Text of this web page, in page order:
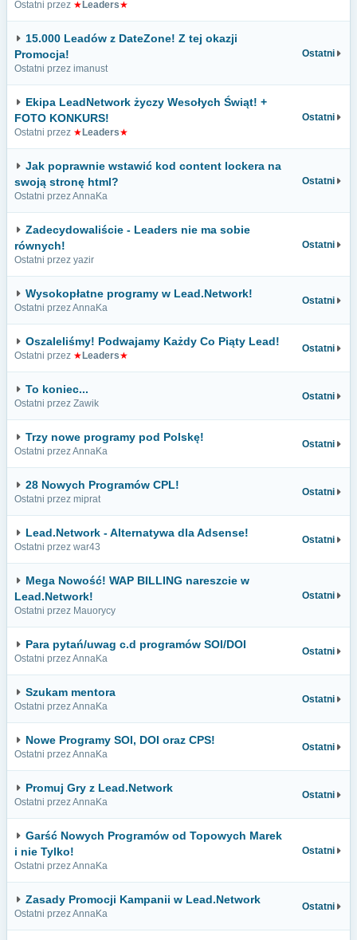
Ostatni przez ★ Leaders★
15.000 Leadów z DateZone! Z tej okazji
Promocja!
Ostatni przez imanust
Ostatni
Ekipa LeadNetwork życzy Wesołych Świąt! +
FOTO KONKURS!
Ostatni przez ★ Leaders★
Ostatni
Jak poprawnie wstawić kod content lockera na
swoją stronę html?
Ostatni przez AnnaKa
Ostatni
Zadecydowaliście - Leaders nie ma sobie
równych!
Ostatni przez yazir
Ostatni
Wysokopłatne programy w Lead.Network!
Ostatni przez AnnaKa
Ostatni
Oszaleliśmy! Podwajamy Każdy Co Piąty Lead!
Ostatni przez ★ Leaders★
Ostatni
To koniec...
Ostatni przez Zawik
Ostatni
Trzy nowe programy pod Polskę!
Ostatni przez AnnaKa
Ostatni
28 Nowych Programów CPL!
Ostatni przez miprat
Ostatni
Lead.Network - Alternatywa dla Adsense!
Ostatni przez war43
Ostatni
Mega Nowość! WAP BILLING nareszcie w
Lead.Network!
Ostatni przez Mauorycy
Ostatni
Para pytań/uwag c.d programów SOI/DOI
Ostatni przez AnnaKa
Ostatni
Szukam mentora
Ostatni przez AnnaKa
Ostatni
Nowe Programy SOI, DOI oraz CPS!
Ostatni przez AnnaKa
Ostatni
Promuj Gry z Lead.Network
Ostatni przez AnnaKa
Ostatni
Garść Nowych Programów od Topowych Marek
i nie Tylko!
Ostatni przez AnnaKa
Ostatni
Zasady Promocji Kampanii w Lead.Network
Ostatni przez AnnaKa
Ostatni